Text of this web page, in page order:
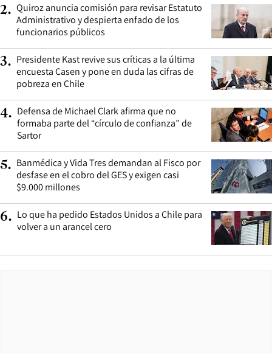
2. Quiroz anuncia comisión para revisar Estatuto
Administrativo y despierta enfado de los
funcionarios públicos
3. Presidente Kast revive sus críticas a la última
encuesta Casen y pone en duda las cifras de
pobreza en Chile
4. Defensa de Michael Clark afirma que no
formaba parte del “círculo de confianza” de
Sartor
5. Banmédica y Vida Tres demandan al Fisco por
desfase en el cobro del GES y exigen casi
$9.000 millones
6. Lo que ha pedido Estados Unidos a Chile para
volver a un arancel cero